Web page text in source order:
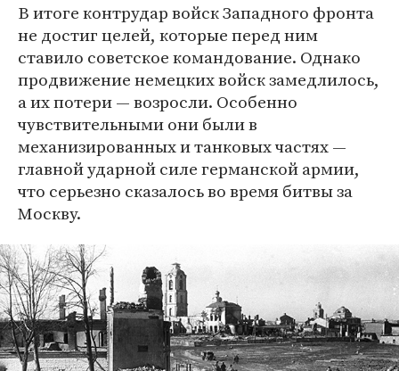
В итоге контрудар войск Западного фронта
не достиг целей, которые перед ним
ставило советское командование. Однако
продвижение немецких войск замедлилось,
а их потери — возросли. Особенно
чувствительными они были в
механизированных и танковых частях —
главной ударной силе германской армии,
что серьезно сказалось во время битвы за
Москву.